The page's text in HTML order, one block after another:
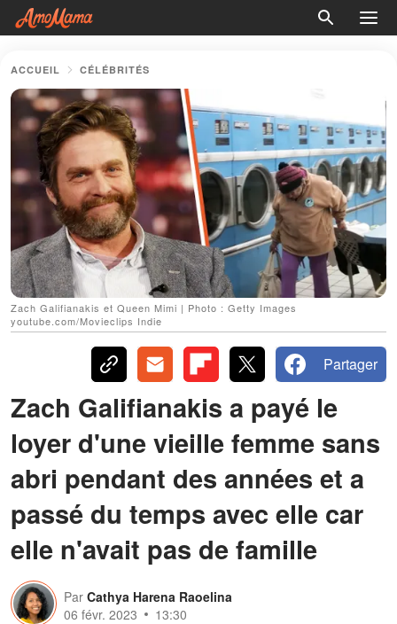
ACCUEIL CÉLÉBRITÉS
Zach Galifianakis et Queen Mimi | Photo : Getty Images
youtube.com/Movieclips Indie
Partager
Zach Galifianakis a payé le
loyer d'une vieille femme sans
abri pendant des années et a
passé du temps avec elle car
elle n'avait pas de famille
Par Cathya Harena Raoelina
06 févr. 2023
13:30